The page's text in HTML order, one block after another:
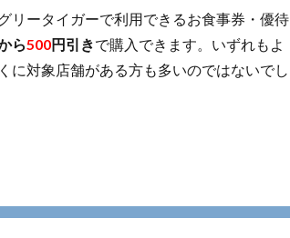
リータイガーで利用できるお食事券・優待
ら500円引きで購入できます。いずれもよ
に対象店舗がある方も多いのではないでし